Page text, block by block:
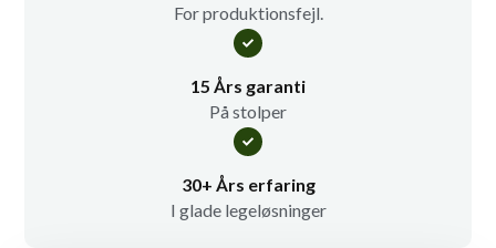
For produktionsfejl.
15 Års garanti
På stolper
30+ Års erfaring
I glade legeløsninger